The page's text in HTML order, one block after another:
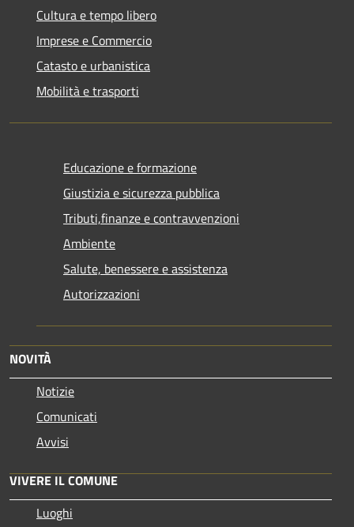
Cultura e tempo libero
Imprese e Commercio
Catasto e urbanistica
Mobilità e trasporti
Educazione e formazione
Giustizia e sicurezza pubblica
Tributi,finanze e contravvenzioni
Ambiente
Salute, benessere e assistenza
Autorizzazioni
NOVITÀ
Notizie
Comunicati
Avvisi
VIVERE IL COMUNE
Luoghi